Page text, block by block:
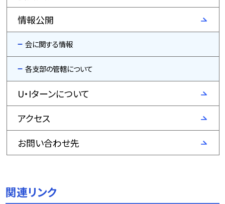
情報公開
会に関する情報
各支部の管轄について
U・Iターンについて
アクセス
お問い合わせ先
関連リンク